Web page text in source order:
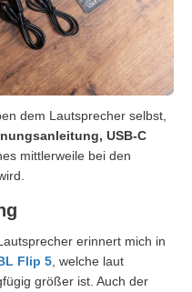
dem Lautsprecher selbst,
USB-C
mittlerweile bei den
erinnert mich in
Flip 5 , welche laut
größer ist. Auch der